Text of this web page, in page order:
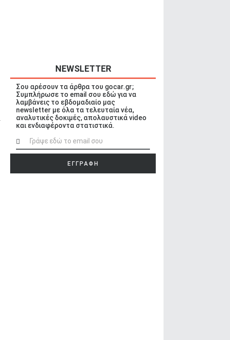
NEWSLETTER
Σου αρέσουν τα άρθρα του gocar.gr;
Συμπλήρωσε το email σου εδώ για να
λαμβάνεις το εβδομαδιαίο μας
newsletter με όλα τα τελευταία νέα,
αναλυτικές δοκιμές, απολαυστικά video
και ενδιαφέροντα στατιστικά.
ΕΓΓΡΑΦΗ